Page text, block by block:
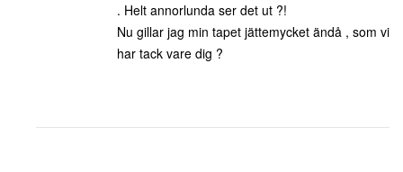
. Helt annorlunda ser det ut ?!
Nu gillar jag min tapet jättemycket ändå , som vi
har tack vare dig ?